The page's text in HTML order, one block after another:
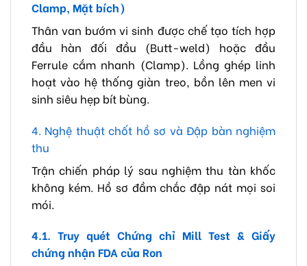
Clamp, Mặt bích)
Thân van bướm vi sinh được chế tạo tích hợp
đầu hàn đối đầu (Butt-weld) hoặc đầu
Ferrule cắm nhanh (Clamp). Lồng ghép linh
hoạt vào hệ thống giàn treo, bồn lên men vi
sinh siêu hẹp bít bùng.
4. Nghệ thuật chốt hồ sơ và Đập bàn nghiệm
thu
Trận chiến pháp lý sau nghiệm thu tàn khốc
không kém. Hồ sơ đầm chắc đập nát mọi soi
mói.
4.1. Truy quét Chứng chỉ Mill Test & Giấy
chứng nhận FDA của Ron